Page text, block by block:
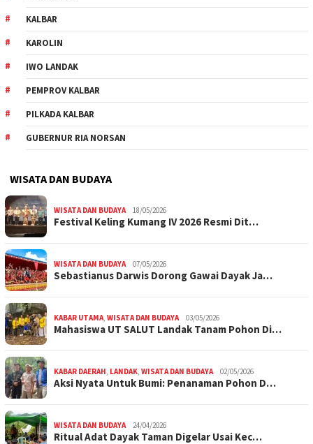
KALBAR
KAROLIN
IWO LANDAK
PEMPROV KALBAR
PILKADA KALBAR
GUBERNUR RIA NORSAN
WISATA DAN BUDAYA
WISATA DAN BUDAYA 18/05/2026
Festival Keling Kumang IV 2026 Resmi Dit…
WISATA DAN BUDAYA 07/05/2026
Sebastianus Darwis Dorong Gawai Dayak Ja…
KABAR UTAMA, WISATA DAN BUDAYA 03/05/2026
Mahasiswa UT SALUT Landak Tanam Pohon Di…
KABAR DAERAH, LANDAK, WISATA DAN BUDAYA 02/05/2026
Aksi Nyata Untuk Bumi: Penanaman Pohon D…
WISATA DAN BUDAYA 24/04/2026
Ritual Adat Dayak Taman Digelar Usai Kec…